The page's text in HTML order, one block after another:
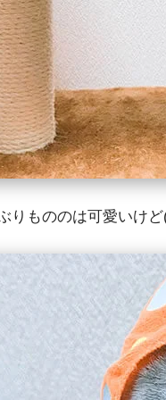
りもののは可愛いけど